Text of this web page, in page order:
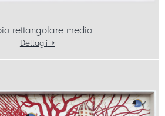
rettangolare medio
Dettagli